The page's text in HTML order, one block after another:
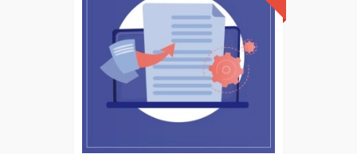
Descuentos especiales
Sin requisitos de acceso
Diploma